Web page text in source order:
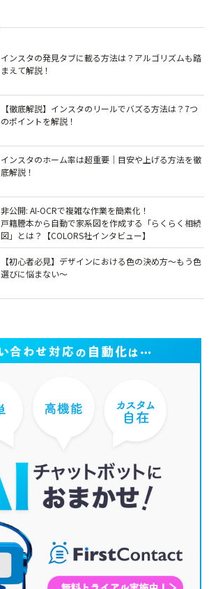
インスタの発見タブに載る方法は？アルゴリズムも踏
まえて解説！
【徹底解説】インスタのリールでバズる方法は？7つ
のポイントを解説！￼
インスタのホーム率は超重要｜目安や上げる方法を徹
底解説！
非公開: AI-OCRで複雑な作業を簡素化！
戸籍謄本から自動で家系図を作成する「らくらく相続
図」とは？【COLORS社インタビュー】
【初心者必見】デザインにおける色の決め方～もう色
選びに悩まない～